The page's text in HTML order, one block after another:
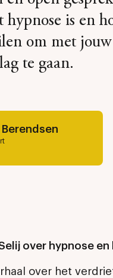
is en
om met
te gaan.
over hypnose en
over het